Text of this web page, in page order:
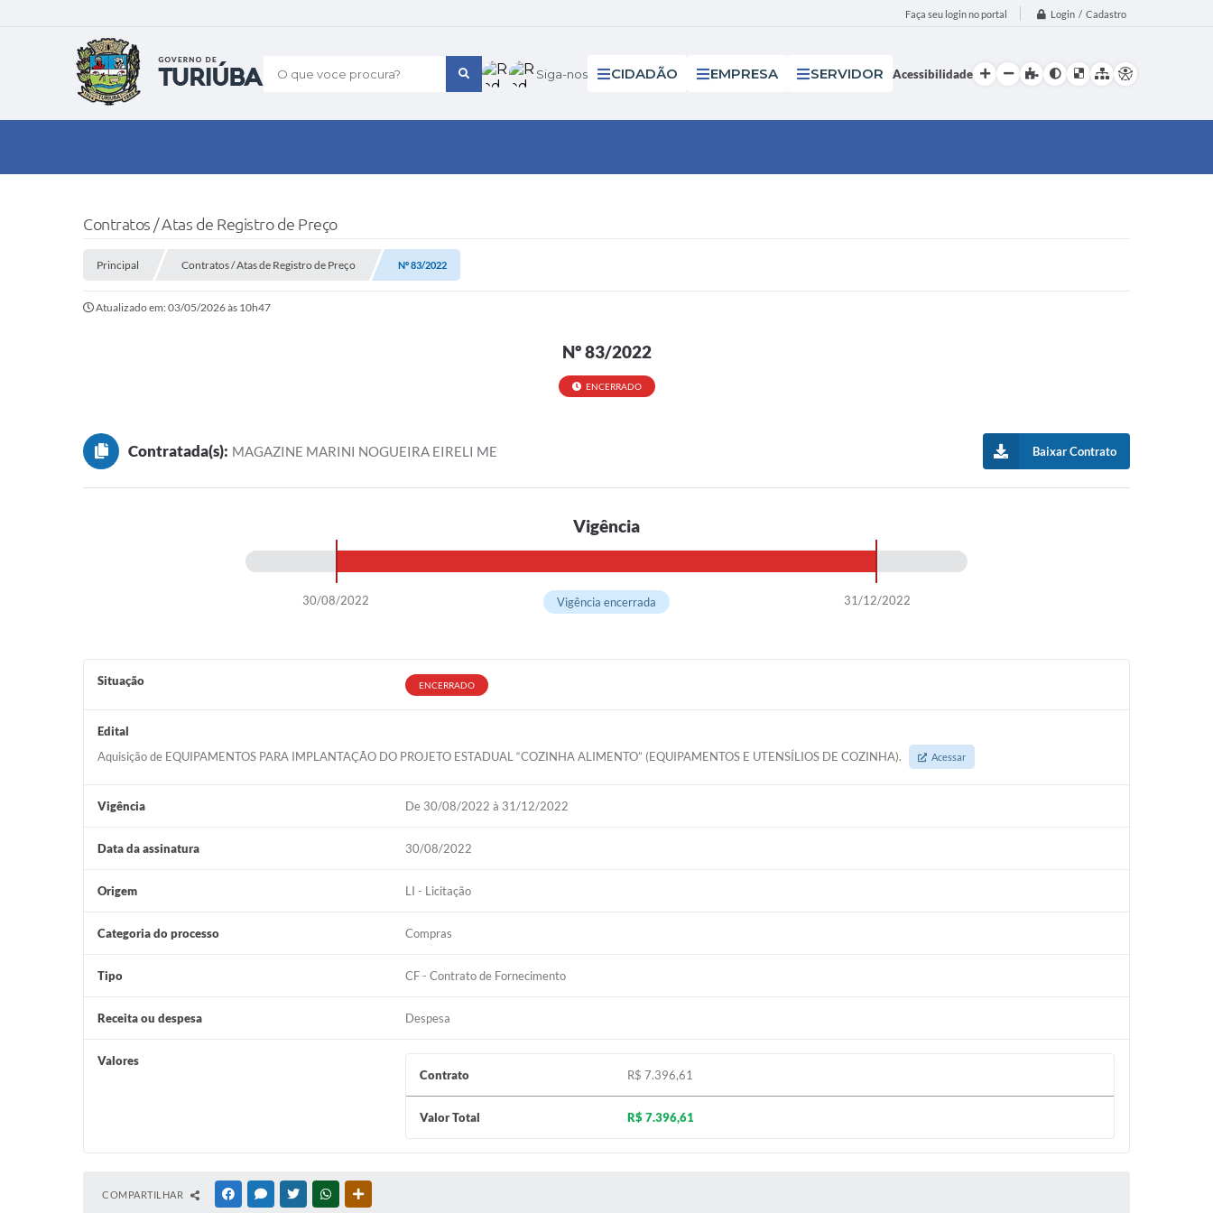
Faça seu login no portal Login / Cadastro
O que voce procura? Siga-nos CIDADÃO EMPRESA SERVIDOR Acessibilidade
Contratos / Atas de Registro de Preço
Principal Contratos / Atas de Registro de Preço Nº 83/2022
Atualizado em: 03/05/2026 às 10h47
Nº 83/2022
ENCERRADO
Contratada(s): MAGAZINE MARINI NOGUEIRA EIRELI ME Baixar Contrato
Vigência
30/08/2022 31/12/2022
Vigência encerrada
Situação ENCERRADO
Edital
Aquisição de EQUIPAMENTOS PARA IMPLANTAÇÃO DO PROJETO ESTADUAL “COZINHA ALIMENTO” (EQUIPAMENTOS E UTENSÍLIOS DE COZINHA).
Acessar
Vigência De 30/08/2022 à 31/12/2022
Data da assinatura 30/08/2022
Origem LI - Licitação
Categoria do processo Compras
Tipo CF - Contrato de Fornecimento
Receita ou despesa Despesa
Valores
Contrato
R$ 7.396,61
Valor Total R$ 7.396,61
COMPARTILHAR FACEBOOKMESSENGER
TWITTERWHATSAPP